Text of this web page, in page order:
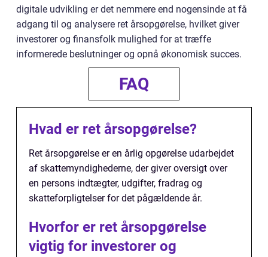
digitale udvikling er det nemmere end nogensinde at få
adgang til og analysere ret årsopgørelse, hvilket giver
investorer og finansfolk mulighed for at træffe
informerede beslutninger og opnå økonomisk succes.
FAQ
Hvad er ret årsopgørelse?
Ret årsopgørelse er en årlig opgørelse udarbejdet
af skattemyndighederne, der giver oversigt over
en persons indtægter, udgifter, fradrag og
skatteforpligtelser for det pågældende år.
Hvorfor er ret årsopgørelse
vigtig for investorer og